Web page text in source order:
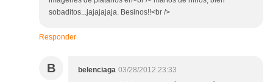
sobaditos...jajajajaja. Besinos!!<br />
Responder
B belenciaga 03/28/2012 23:33